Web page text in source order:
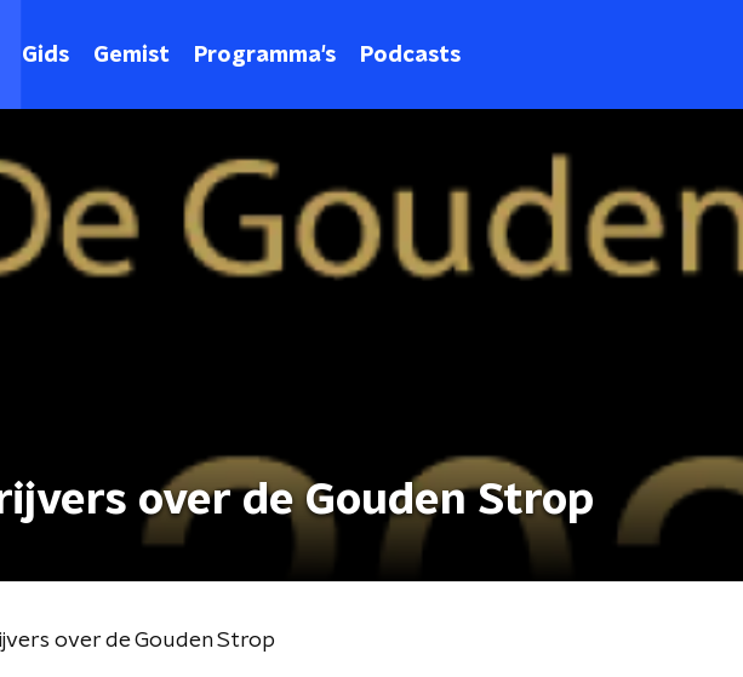
Gids Gemist Programma's Podcasts
over de Gouden Strop
over de Gouden Strop